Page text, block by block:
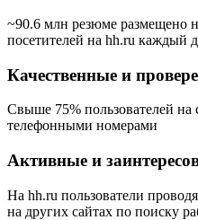
~90.6 млн резюме размещено
посетителей на hh.ru каждый
Качественные и
Свыше 75% пользователей
телефонными номерами
Активные и
На hh.ru пользователи
на других сайтах по поиску